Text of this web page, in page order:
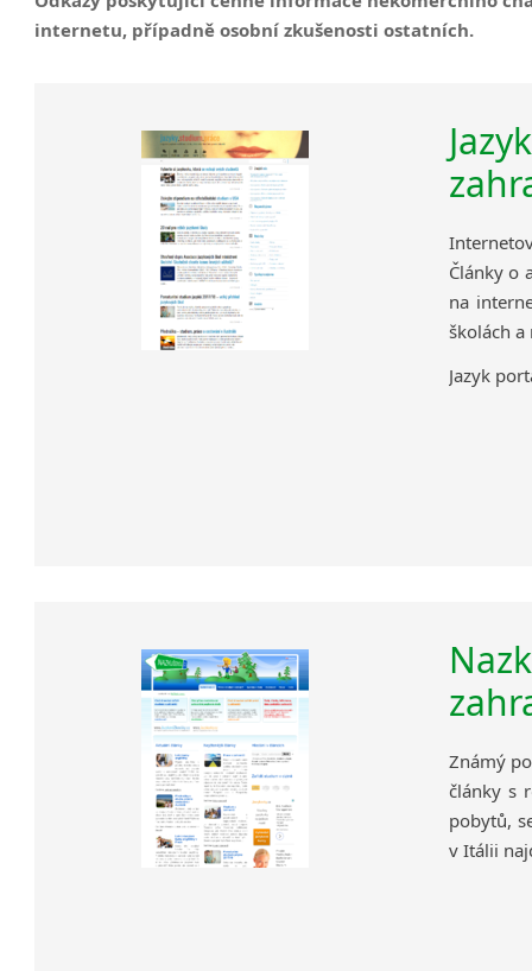
internetu, případně osobní zkušenosti ostatních.
Články o
na
školách a
Jazyk
Známý
články s
pobytů,
v Itálii